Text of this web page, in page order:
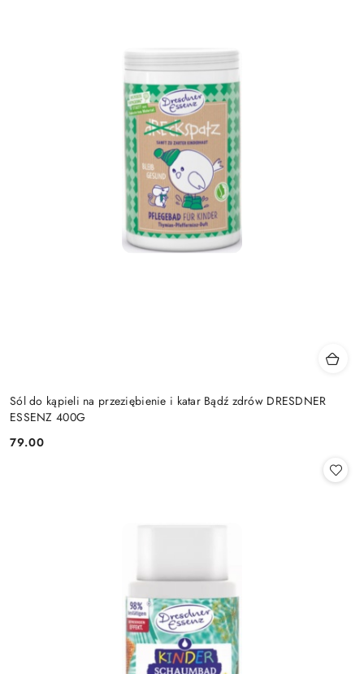
Sól do kąpieli na przeziębienie i katar Bądź zdrów DRESDNER
ESSENZ 400G
Cena:
79.00